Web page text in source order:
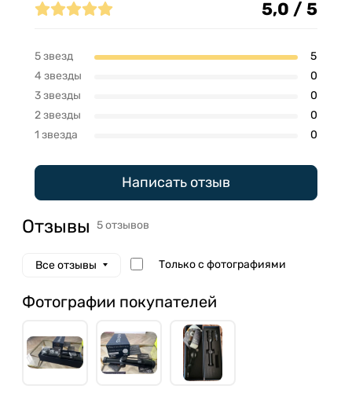
5,0 / 5
5 звезд
5
4 звезды
0
3 звезды
0
2 звезды
0
1 звезда
0
Написать отзыв
Отзывы 5 отзывов
Все отзывы Только с фотографиями
Фотографии покупателей